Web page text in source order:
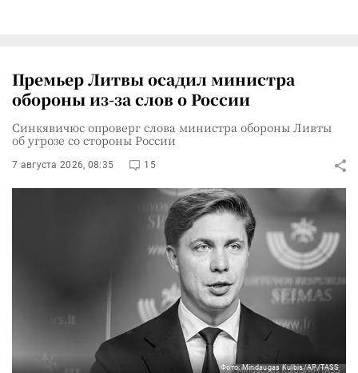
Премьер Литвы осадил министра
обороны из-за слов о России
Синкявичюс опроверг слова министра обороны Ливты
об угрозе со стороны России
7 августа 2026, 08:35 15
Фото: Mindaugas Kulbis/AP/TASS